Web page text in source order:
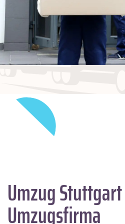
Umzug Stuttgart
Umzugsfirma